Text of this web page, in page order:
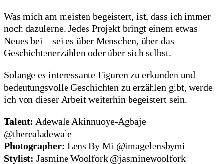
Was mich am meisten begeistert, ist, dass ich immer
noch dazulerne. Jedes Projekt bringt einem etwas
Neues bei – sei es über Menschen, über das
Geschichtenerzählen oder über sich selbst.
Solange es interessante Figuren zu erkunden und
bedeutungsvolle Geschichten zu erzählen gibt, werde
ich von dieser Arbeit weiterhin begeistert sein.
Talent: Adewale Akinnuoye-Agbaje
@therealadewale
Photographer: Lens By Mi @imagelensbymi
Stylist: Jasmine Woolfork @jasminewoolfork